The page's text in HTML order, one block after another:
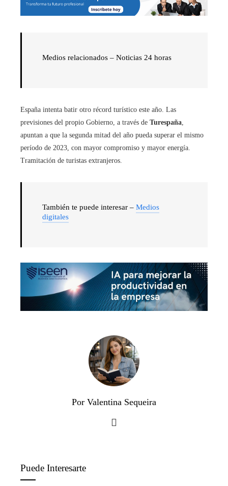
Medios relacionados – Noticias 24 horas
España intenta batir otro récord turístico este año. Las
previsiones del propio Gobierno, a través de Turespaña,
apuntan a que la segunda mitad del año pueda superar el mismo
período de 2023, con mayor compromiso y mayor energía.
Tramitación de turistas extranjeros.
También te puede interesar – Medios
digitales
Por Valentina Sequeira
Puede Interesarte